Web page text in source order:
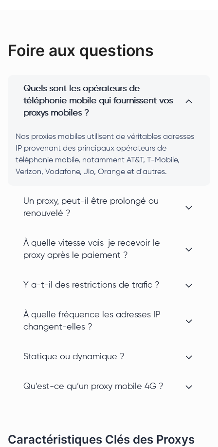
Foire aux questions
Quels sont les opérateurs de
téléphonie mobile qui fournissent vos
proxys mobiles ?
Nos proxies mobiles utilisent de véritables adresses
IP provenant des principaux opérateurs de
téléphonie mobile, notamment AT&T, T-Mobile,
Verizon, Vodafone, Jio, Orange et d'autres.
Un proxy, peut-il être prolongé ou
renouvelé ?
À quelle vitesse vais-je recevoir le
proxy après le paiement ?
Y a-t-il des restrictions de trafic ?
À quelle fréquence les adresses IP
changent-elles ?
Statique ou dynamique ?
Qu’est-ce qu’un proxy mobile 4G ?
Caractéristiques Clés des Proxys